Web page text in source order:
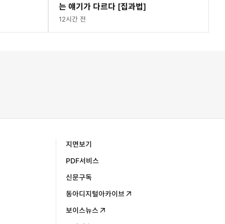
는 얘기가 다르다 [집과법]
12시간 전
지면보기
PDF서비스
신문구독
동아디지털아카이브
보이스뉴스